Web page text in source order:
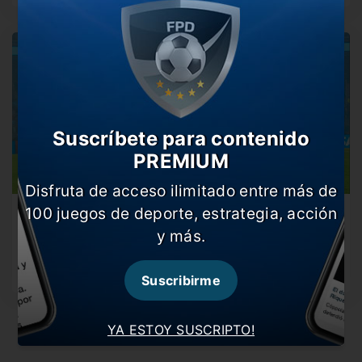
Argentina va por los cuartos de final en el
Mundial Sub 20
El equipo de Mascherano enfrentará esta tarde a Nigeria.
Repasá todos los…
YA ESTOY SUSCRIPTO!
Suscríbete para contenido
PREMIUM
Disfruta de acceso ilimitado entre más de
100 juegos de deporte, estrategia, acción
y más.
Suscribirme